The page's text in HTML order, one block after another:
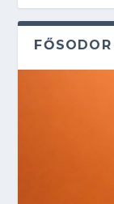
FŐSODOR